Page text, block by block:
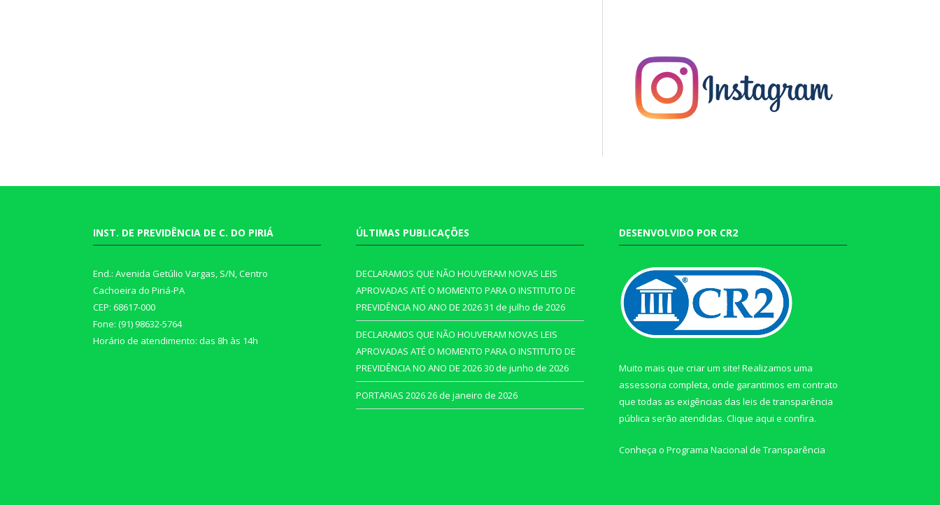
INST. DE PREVIDÊNCIA DE C. DO PIRIÁ
End.: Avenida Getúlio Vargas, S/N, Centro
Cachoeira do Piriá-PA
CEP: 68617-000
Fone: (91) 98632-5764
Horário de atendimento: das 8h às 14h
ÚLTIMAS PUBLICAÇÕES
DECLARAMOS QUE NÃO HOUVERAM NOVAS LEIS
APROVADAS ATÉ O MOMENTO PARA O INSTITUTO DE
PREVIDÊNCIA NO ANO DE 202631 de julho de 2026
DECLARAMOS QUE NÃO HOUVERAM NOVAS LEIS
APROVADAS ATÉ O MOMENTO PARA O INSTITUTO DE
PREVIDÊNCIA NO ANO DE 202630 de junho de 2026
PORTARIAS 202626 de janeiro de 2026
DESENVOLVIDO POR CR2
Muito mais que criar um site! Realizamos uma
assessoria completa, onde garantimos em contrato
que todas as exigências das leis de transparência
pública serão atendidas. Clique aqui e confira.
Conheça o Programa Nacional de Transparência